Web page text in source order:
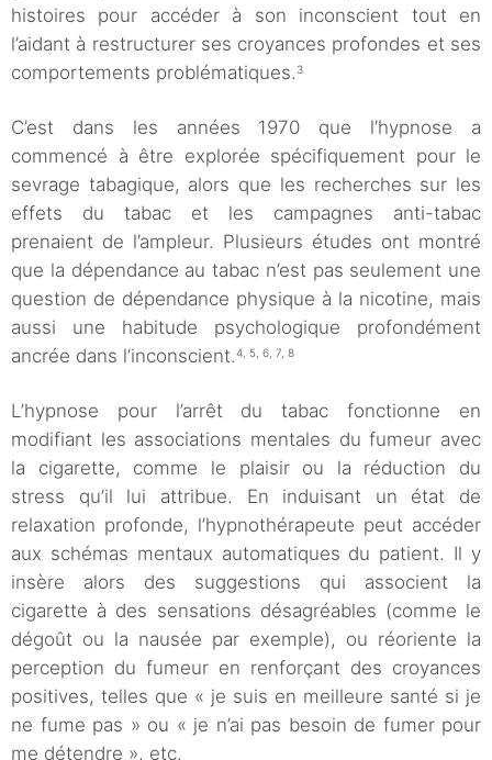
histoires pour accéder à son inconscient tout en
l’aidant à restructurer ses croyances profondes et ses
comportements problématiques. 3
C’est dans les années 1970 que l’hypnose a
commencé à être explorée spécifiquement pour le
sevrage tabagique, alors que les recherches sur les
effets du tabac et les campagnes anti-tabac
prenaient de l’ampleur. Plusieurs études ont montré
que la dépendance au tabac n’est pas seulement une
question de dépendance physique à la nicotine, mais
aussi une habitude psychologique profondément
ancrée dans l’inconscient.4, 5, 6, 7, 8
L’hypnose pour l’arrêt du tabac fonctionne en
modifiant les associations mentales du fumeur avec
la cigarette, comme le plaisir ou la réduction du
stress qu’il lui attribue. En induisant un état de
relaxation profonde, l’hypnothérapeute peut accéder
aux schémas mentaux automatiques du patient. Il y
insère alors des suggestions qui associent la
cigarette à des sensations désagréables (comme le
dégoût ou la nausée par exemple), ou réoriente la
perception du fumeur en renforçant des croyances
positives, telles que « je suis en meilleure santé si je
ne fume pas » ou « je n’ai pas besoin de fumer pour
me détendre », etc.